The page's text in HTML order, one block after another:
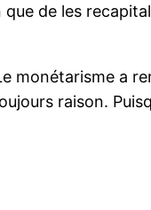
de les
monétarisme a
raison.